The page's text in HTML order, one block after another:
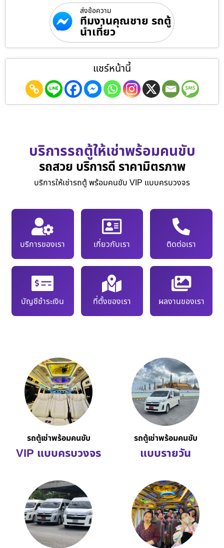
ส่งข้อความ
ทีมงานคุณชาย รถตู้
นำเที่ยว
แชร์หน้านี้
บริการรถตู้ให้เช่าพร้อมคนขับ
รถสวย บริการดี ราคามิตรภาพ
บริการให้เช่ารถตู้ พร้อมคนขับ VIP แบบครบวงจร
บริการของเรา เกี่ยวกับเรา ติดต่อเรา
บัญชีชำระเงิน ที่ตั้งของเรา ผลงานของเรา
รถตู้เช่าพร้อมคนขับ
VIP แบบครบวงจร
รถตู้เช่าพร้อมคนขับ
แบบรายวัน